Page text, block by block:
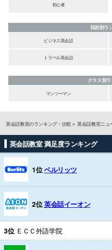
初心者
目的別ラ
ビジネス英会話
トラベル英会話
クラス別
マンツーマン
英会話教室のランキング・比較 英会話教室ニュ
英会話教室 満足度ランキング
1位ベルリッツ
2位英会話イーオン
3位 ＥＣＣ外語学院